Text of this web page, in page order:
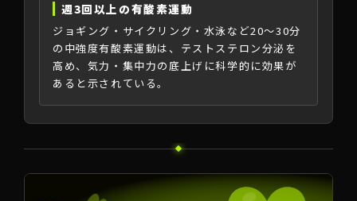
週3回以上の有酸素運動
ジョギング・サイクリング・水泳など20〜30分
の中強度有酸素運動は、テストステロン分泌を
高め、気力・集中力の底上げに科学的に効果が
あると示されている。